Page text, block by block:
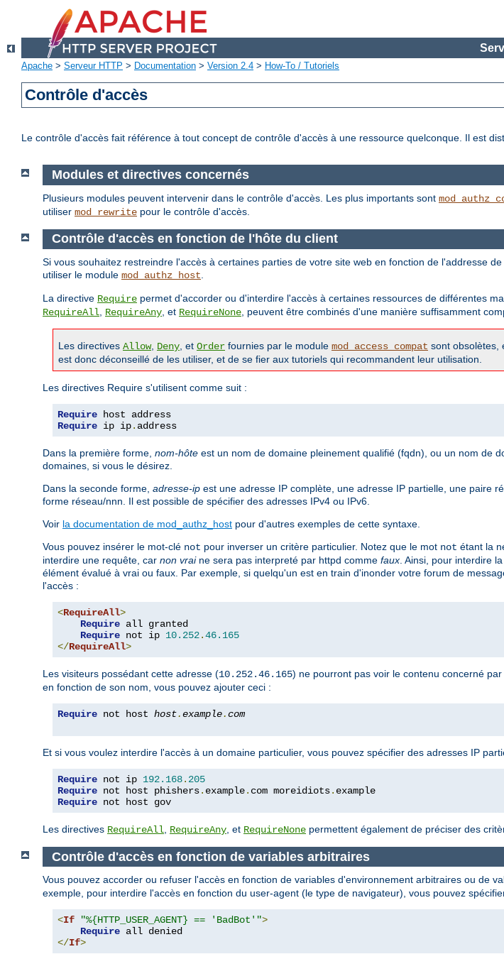
Apache > Serveur HTTP > Documentation > Version 2.4 > How-To / Tutoriels
Contrôle d'accès
Le contrôle d'accès fait référence à tout concept de contrôle d'accès à une ressource quelconque. Il est
Modules et directives concernés
Plusieurs modules peuvent intervenir dans le contrôle d'accès. Les plus importants sont
utiliser mod_rewrite pour le contrôle d'accès.
Contrôle d'accès en fonction de l'hôte du client
Si vous souhaitez restreindre l'accès à certaines parties de votre site web en fonction de l'addresse
utiliser le module mod_authz_host
La directive Require permet d'accorder ou d'interdire l'accès à certaines ressources de différentes
RequireAll RequireAny , et RequireNone , peuvent être combinés d'une manière suffisamment
Les directives Allow, Deny , et Order fournies par le module mod_access_compat sont obsolètes,
est donc déconseillé de les utiliser, et de se fier aux tutoriels qui recommandent leur utilisation.
Les directives Require s'utilisent comme suit :
Require
Require ip ip. address
Dans la première forme, nom-hôte est un nom de domaine pleinement qualifié (fqdn), ou un nom de
domaines, si vous le désirez.
Dans la seconde forme, adresse-ip est une adresse IP complète, une adresse IP partielle, une paire
forme réseau/nnn. Il est possible de spécifier des adresses IPv4 ou IPv6.
Voir la documentation de mod_authz_host pour d'autres exemples de cette syntaxe.
Vous pouvez insérer le mot-clé not pour inverser un critère particulier. Notez que le mot not étant la
interdire une requête, car non vraine sera pas interpreté par httpd comme faux . Ainsi, pour interdire
élément évalué à vrai ou faux. Par exemple, si quelqu'un est en train d'inonder votre forum de
l'accès :
<RequireAll>
Require all granted
Require not ip 10.252.46.165
</RequireAll>
Les visiteurs possédant cette adresse (10.252.46.165) ne pourront pas voir le contenu concerné
en fonction de son nom, vous pouvez ajouter ceci :
Require not host host.example.com
Et si vous voulez interdire l'accès à un domaine particulier, vous pouvez spécifier des adresses IP
Require not ip 192.168. 205
Require not host phishers. example. com moreidiots.
Require not host gov
Les directives RequireAll RequireAny , et RequireNone permettent également de préciser des
Contrôle d'accès en fonction de variables arbitraires
Vous pouvez accorder ou refuser l'accès en fonction de variables d'environnement arbitraires ou de
exemple, pour interdire l'accès en fonction du user-agent (le type de navigateur), vous pouvez
<If "%{HTTP_USER_AGENT} == 'BadBot'">
Require
</If>